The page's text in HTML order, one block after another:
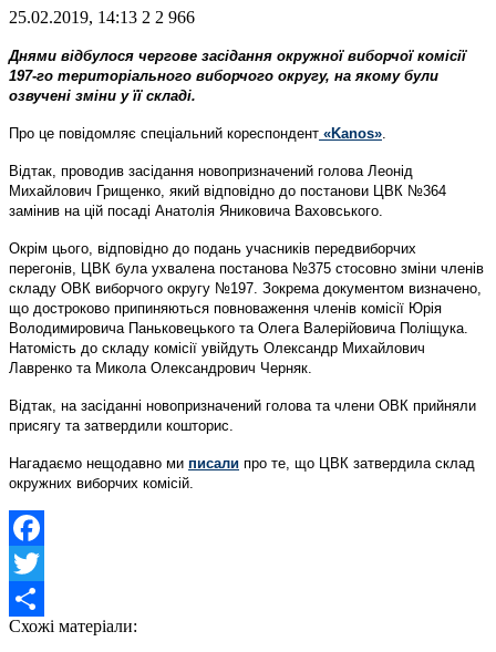
25.02.2019, 14:13 2 2 966
Днями відбулося чергове засідання окружної виборчої комісії
197-го територіального виборчого округу, на якому були
озвучені зміни у її складі.
Про це повідомляє спеціальний кореспондент «Kanos»
Відтак, проводив засідання новопризначений голова Леонід
Михайлович Грищенко, який відповідно до постанови ЦВК №364
замінив на цій посаді Анатолія Яниковича Ваховського.
Окрім цього, відповідно до подань учасників передвиборчих
перегонів, ЦВК була ухвалена постанова №375 стосовно зміни членів
складу ОВК виборчого округу №197. Зокрема документом визначено,
що достроково припиняються повноваження членів комісії Юрія
Володимировича Паньковецького та Олега Валерійовича Поліщука.
Натомість до складу комісії увійдуть Олександр Михайлович
Лавренко та Микола Олександрович Черняк.
Відтак, на засіданні новопризначений голова та члени ОВК прийняли
присягу та затвердили кошторис.
Нагадаємо нещодавно ми писали про те, що ЦВК затвердила склад
окружних виборчих комісій.
Facebook
Twitter
Share
Схожі матеріали: